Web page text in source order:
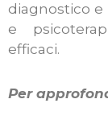
diagnostico
e
efficaci.
Per